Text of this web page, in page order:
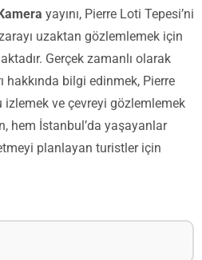
yayını, Pierre Loti Tepesi’ni
uzaktan gözlemlemek için
Gerçek zamanlı olarak
hakkında bilgi edinmek, Pierre
izlemek ve çevreyi gözlemlemek
hem İstanbul’da yaşayanlar
planlayan turistler için